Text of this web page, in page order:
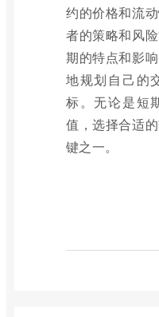
约的价格和流
者的策略和风
期的特点和影
地规划自己的
标。无论是短
值，选择合适
键之一。